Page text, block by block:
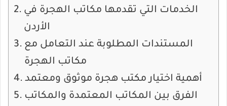
الخدمات التي تقدمها مكاتب الهجرة في
الأردن
المستندات المطلوبة عند التعامل مع
مكاتب الهجرة
أهمية اختيار مكتب هجرة موثوق ومعتمد
الفرق بين المكاتب المعتمدة والمكاتب